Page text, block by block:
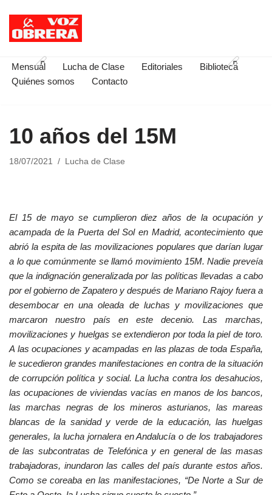
Saltar
contenido
Mensual Lucha de Clase Editoriales
Biblioteca
Quiénes somos
Contacto
10 años del 15M
18/07/2021 Lucha de Clase
El 15 de mayo se cumplieron diez años de la ocupación y
acampada de la Puerta del Sol en Madrid, acontecimiento que
abrió la espita de las movilizaciones populares que darían lugar
a lo que comúnmente se llamó movimiento 15M. Nadie preveía
que la indignación generalizada por las políticas llevadas a cabo
por el gobierno de Zapatero y después de Mariano Rajoy fuera a
desembocar en una oleada de luchas y movilizaciones que
marcaron nuestro país en este decenio. Las marchas,
movilizaciones y huelgas se extendieron por toda la piel de toro.
A las ocupaciones y acampadas en las plazas de toda España,
le sucedieron grandes manifestaciones en contra de la situación
de corrupción política y social. La lucha contra los desahucios,
las ocupaciones de viviendas vacías en manos de los bancos,
las marchas negras de los mineros asturianos, las mareas
blancas de la sanidad y verde de la educación, las huelgas
generales, la lucha jornalera en Andalucía o de los trabajadores
de las subcontratas de Telefónica y en general de las masas
trabajadoras, inundaron las calles del país durante estos años.
Como se coreaba en las manifestaciones, “De Norte a Sur de